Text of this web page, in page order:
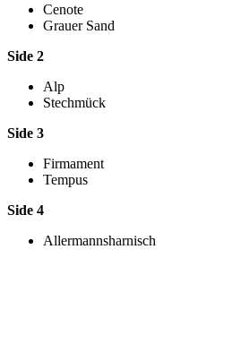
Cenote
Grauer Sand
Side 2
Alp
Stechmück
Side 3
Firmament
Tempus
Side 4
Allermannsharnisch